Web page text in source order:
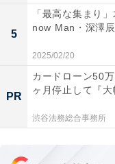
5
「最高な集まり
now Man・深澤
2025/02/20
PR
カードローン50
ヶ月停止して『
渋谷法務総合事務所